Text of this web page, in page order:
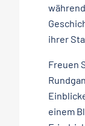
ihrer
Freuen
einem